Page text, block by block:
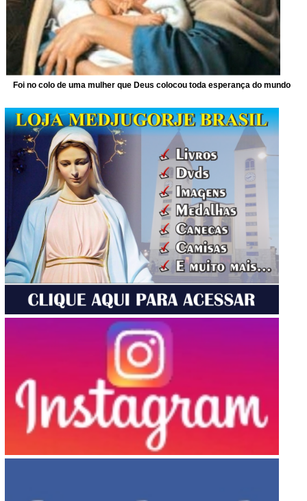
Foi no colo de uma mulher que Deus colocou toda esperança do mundo